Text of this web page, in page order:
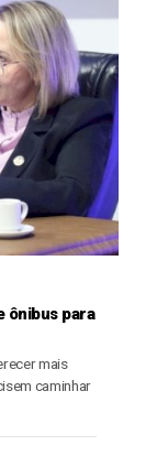
ônibus para
mais
caminhar